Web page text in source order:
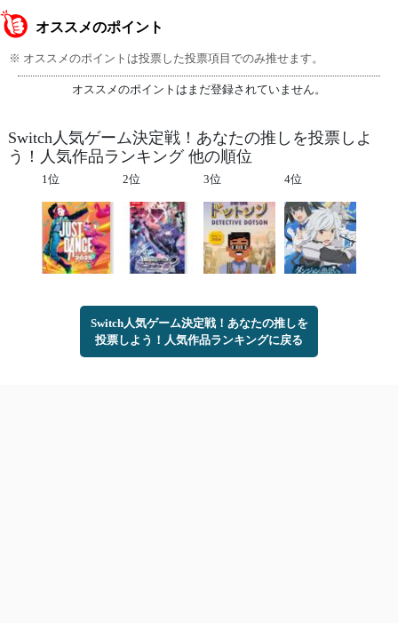
オススメのポイント
※ オススメのポイントは投票した投票項目でのみ推せます。
オススメのポイントはまだ登録されていません。
Switch人気ゲーム決定戦！あなたの推しを投票しよ
う！人気作品ランキング 他の順位
1位 2位 3位 4位
Switch人気ゲーム決定戦！あなたの推しを
投票しよう！人気作品ランキングに戻る